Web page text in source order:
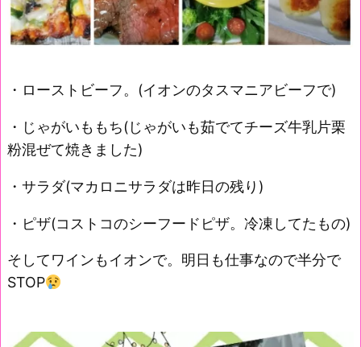
・ローストビーフ。(イオンのタスマニアビーフで)
・じゃがいももち(じゃがいも茹でてチーズ牛乳片栗
粉混ぜて焼きました)
・サラダ(マカロニサラダは昨日の残り)
・ピザ(コストコのシーフードピザ。冷凍してたもの)
そしてワインもイオンで。明日も仕事なので半分で
STOP